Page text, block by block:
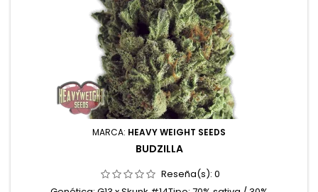
MARCA: HEAVY WEIGHT SEEDS
BUDZILLA
Reseña(s): 0